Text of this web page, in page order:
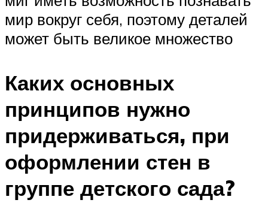
мир вокруг себя, поэтому деталей
может быть великое множество
Каких основных
принципов нужно
придерживаться, при
оформлении стен в
группе детского сада?